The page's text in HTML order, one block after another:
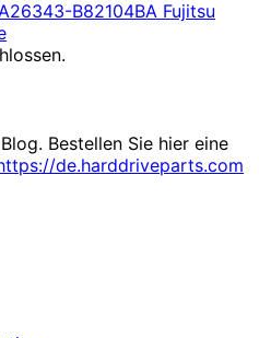
B82104BA Fujitsu
Bestellen Sie hier eine
de.harddriveparts.com